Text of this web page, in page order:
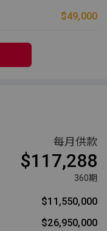
$49,000
每月供款
$117,288
360期
$11,550,000
$26,950,000